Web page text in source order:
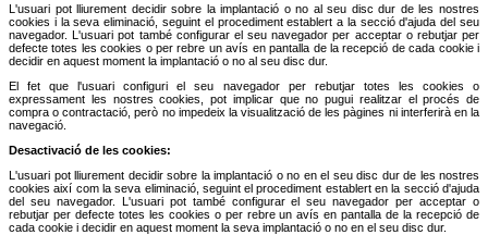
L'usuari pot lliurement decidir sobre la implantació o no al seu disc dur de les nostres
cookies i la seva eliminació, seguint el procediment establert a la secció d'ajuda del seu
navegador. L'usuari pot també configurar el seu navegador per acceptar o rebutjar per
defecte totes les cookies o per rebre un avís en pantalla de la recepció de cada cookie i
decidir en aquest moment la implantació o no al seu disc dur.
El fet que l'usuari configuri el seu navegador per rebutjar totes les cookies o
expressament les nostres cookies, pot implicar que no pugui realitzar el procés de
compra o contractació, però no impedeix la visualització de les pàgines ni interferirà en la
navegació.
Desactivació de les cookies:
L'usuari pot lliurement decidir sobre la implantació o no en el seu disc dur de les nostres
cookies així com la seva eliminació, seguint el procediment establert en la secció d'ajuda
del seu navegador. L'usuari pot també configurar el seu navegador per acceptar o
rebutjar per defecte totes les cookies o per rebre un avís en pantalla de la recepció de
cada cookie i decidir en aquest moment la seva implantació o no en el seu disc dur.